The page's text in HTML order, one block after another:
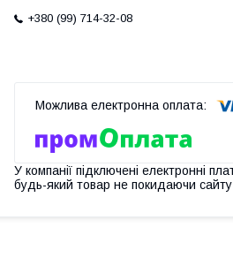
+380 (99) 714-32-08
У компанії підключені електронні
будь-який товар не покидаючи